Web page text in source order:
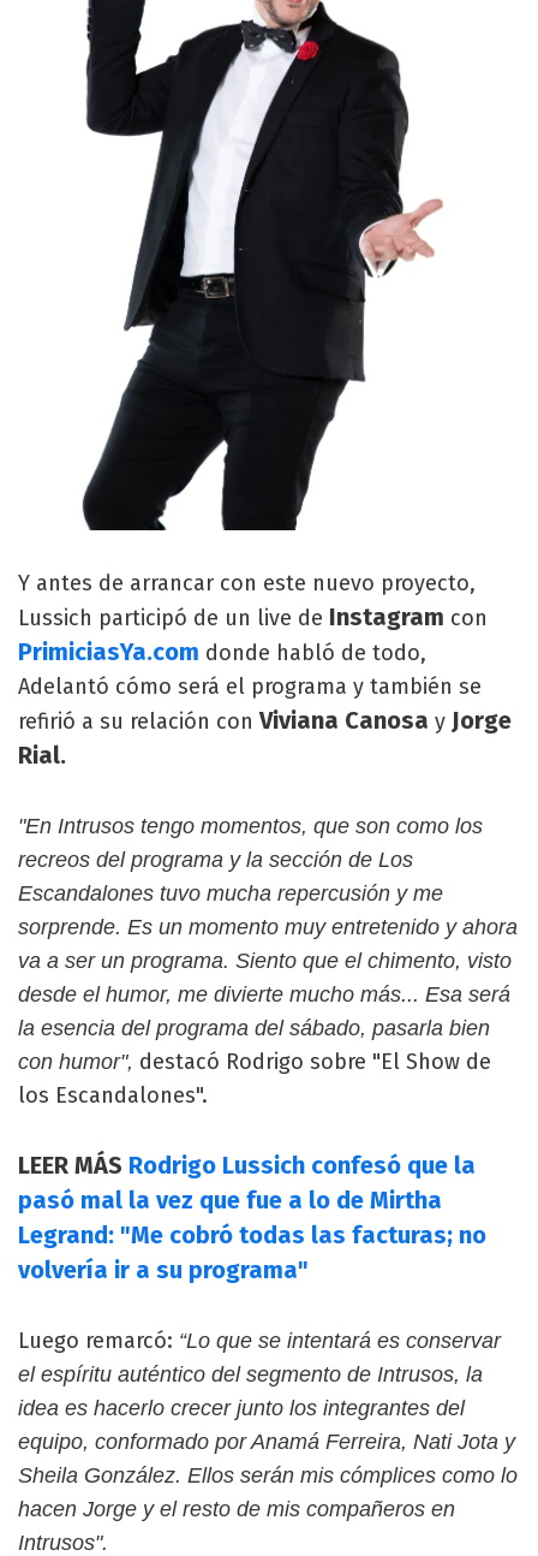
Y antes de arrancar con este nuevo proyecto,
Lussich participó de un live de Instagram con
PrimiciasYa.com donde habló de todo,
Adelantó cómo será el programa y también se
refirió a su relación conViviana Canosa y Jorge
Rial.
"En Intrusos tengo momentos, que son como los
recreos del programa y la sección de Los
Escandalones tuvo mucha repercusión y me
sorprende. Es un momento muy entretenido y ahora
va a ser un programa. Siento que el chimento, visto
desde el humor, me divierte mucho más... Esa será
la esencia del programa del sábado, pasarla bien
con humor", destacó Rodrigo sobre "El Show de
los Escandalones".
LEER MÁS Rodrigo Lussich confesó que la
pasó mal la vez que fue a lo de Mirtha
Legrand: "Me cobró todas las facturas; no
volvería ir a su programa"
Luego remarcó: “Lo que se intentará es conservar
el espíritu auténtico del segmento de Intrusos, la
idea es hacerlo crecer junto los integrantes del
equipo, conformado por Anamá Ferreira, Nati Jota y
Sheila González. Ellos serán mis cómplices como lo
hacen Jorge y el resto de mis compañeros en
Intrusos".